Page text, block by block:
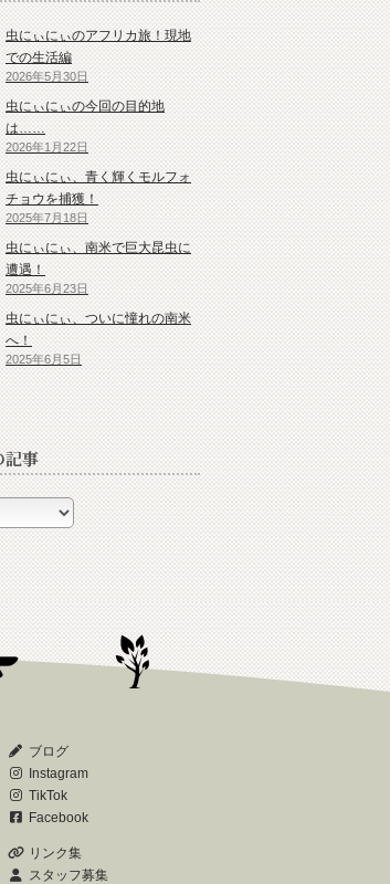
虫にぃにぃのアフリカ旅！現地
での生活編
2026年5月30日
虫にぃにぃの今回の目的地
は……
2026年1月22日
虫にぃにぃ、青く輝くモルフォ
チョウを捕獲！
2025年7月18日
虫にぃにぃ、南米で巨大昆虫に
遭遇！
2025年6月23日
虫にぃにぃ、ついに憧れの南米
へ！
2025年6月5日
事
ブログ
Instagram
TikTok
Facebook
リンク集
スタッフ募集